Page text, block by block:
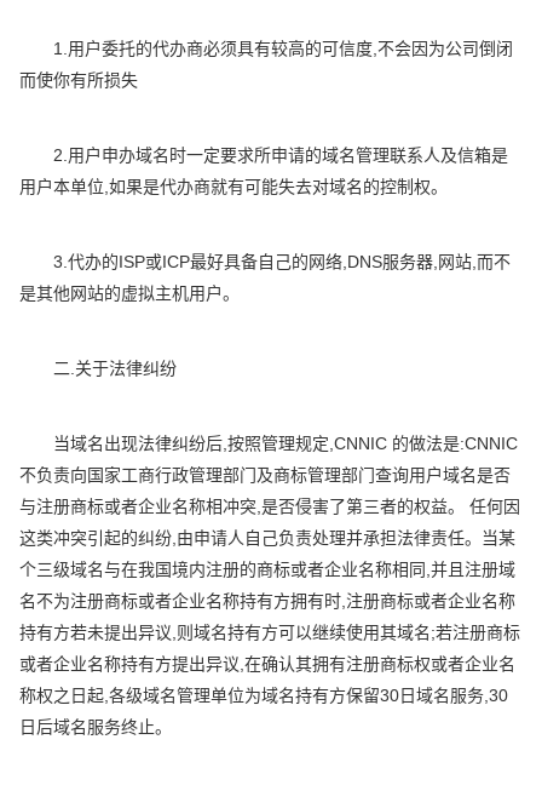
1.用户委托的代办商必须具有较高的可信度,不会因为公司倒闭
而使你有所损失
2.用户申办域名时一定要求所申请的域名管理联系人及信箱是
用户本单位,如果是代办商就有可能失去对域名的控制权。
3.代办的ISP或ICP最好具备自己的网络,DNS服务器,网站,而不
是其他网站的虚拟主机用户。
二.关于法律纠纷
当域名出现法律纠纷后,按照管理规定,CNNIC 的做法是:CNNIC
不负责向国家工商行政管理部门及商标管理部门查询用户域名是否
与注册商标或者企业名称相冲突,是否侵害了第三者的权益。 任何因
这类冲突引起的纠纷,由申请人自己负责处理并承担法律责任。当某
个三级域名与在我国境内注册的商标或者企业名称相同,并且注册域
名不为注册商标或者企业名称持有方拥有时,注册商标或者企业名称
持有方若未提出异议,则域名持有方可以继续使用其域名;若注册商标
或者企业名称持有方提出异议,在确认其拥有注册商标权或者企业名
称权之日起,各级域名管理单位为域名持有方保留30日域名服务,30
日后域名服务终止。